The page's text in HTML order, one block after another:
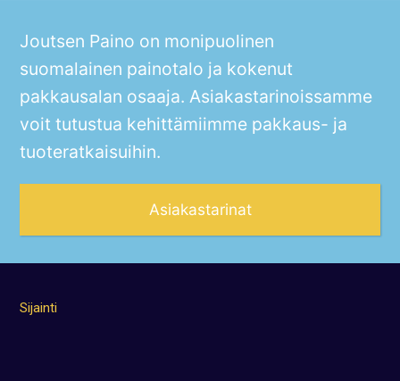
Joutsen Paino on monipuolinen
suomalainen painotalo ja kokenut
pakkausalan osaaja. Asiakastarinoissamme
voit tutustua kehittämiimme pakkaus- ja
tuoteratkaisuihin.
Asiakastarinat
Sijainti